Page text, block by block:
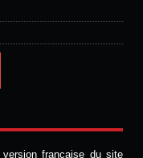
version française du site